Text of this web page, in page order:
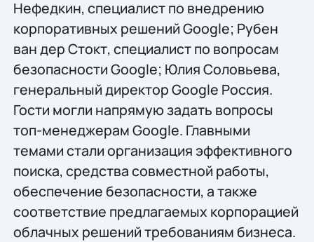
Нефедкин, специалист по внедрению
корпоративных решений Google; Рубен
ван дер Стокт, специалист по вопросам
безопасности Google; Юлия Соловьева,
генеральный директор Google Россия.
Гости могли напрямую задать вопросы
топ-менеджерам Google. Главными
темами стали организация эффективного
поиска, средства совместной работы,
обеспечение безопасности, а также
соответствие предлагаемых корпорацией
облачных решений требованиям бизнеса.